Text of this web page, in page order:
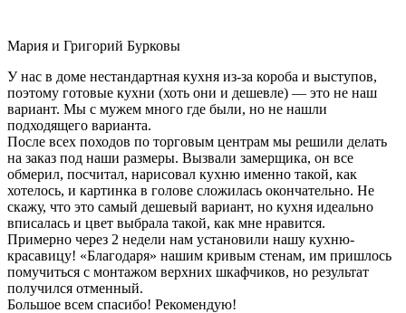
Мария и Григорий Бурковы
У нас в доме нестандартная кухня из-за короба и выступов,
поэтому готовые кухни (хоть они и дешевле) — это не наш
вариант. Мы с мужем много где были, но не нашли
подходящего варианта.
После всех походов по торговым центрам мы решили делать
на заказ под наши размеры. Вызвали замерщика, он все
обмерил, посчитал, нарисовал кухню именно такой, как
хотелось, и картинка в голове сложилась окончательно. Не
скажу, что это самый дешевый вариант, но кухня идеально
вписалась и цвет выбрала такой, как мне нравится.
Примерно через 2 недели нам установили нашу кухню-
красавицу! «Благодаря» нашим кривым стенам, им пришлось
помучиться с монтажом верхних шкафчиков, но результат
получился отменный.
Большое всем спасибо! Рекомендую!